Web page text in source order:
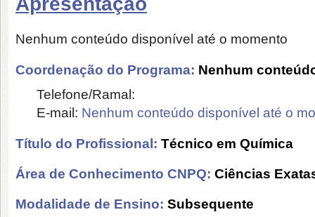
Nenhum conteúdo disponível até o momento
Coordenação do Programa: Nenhum
Telefone/Ramal:
E-mail: Nenhum conteúdo disponível até o
Título do Profissional: Técnico em Química
Área de Conhecimento CNPQ: Ciências
Modalidade de Ensino: Subsequente